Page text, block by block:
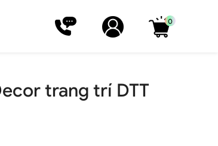
0
trang trí DTT